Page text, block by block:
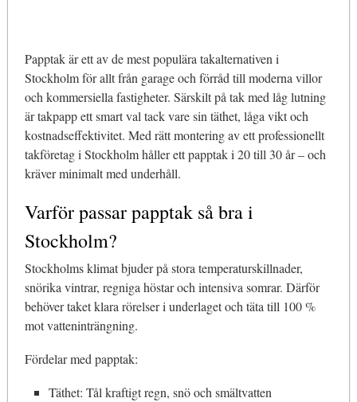
Papptak är ett av de mest populära takalternativen i
Stockholm för allt från garage och förråd till moderna villor
och kommersiella fastigheter. Särskilt på tak med låg lutning
är takpapp ett smart val tack vare sin täthet, låga vikt och
kostnadseffektivitet. Med rätt montering av ett professionellt
takföretag i Stockholm håller ett papptak i 20 till 30 år – och
kräver minimalt med underhåll.
Varför passar papptak så bra i
Stockholm?
Stockholms klimat bjuder på stora temperaturskillnader,
snörika vintrar, regniga höstar och intensiva somrar. Därför
behöver taket klara rörelser i underlaget och täta till 100 %
mot vatteninträngning.
Fördelar med papptak:
Täthet: Tål kraftigt regn, snö och smältvatten